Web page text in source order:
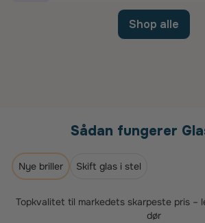
Shop alle
Sådan fungerer
Nye briller Skift glas i stel
Topkvalitet til markedets skarpeste pris –
dør